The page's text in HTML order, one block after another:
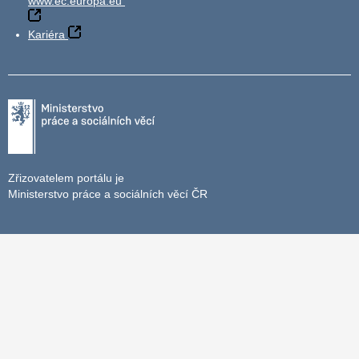
Kariéra
Zřizovatelem portálu je
Ministerstvo práce a sociálních věcí ČR